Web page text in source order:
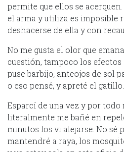
permite que ellos se
el arma y utiliza es imposible
deshacerse de ella y con
No me gusta el olor que
cuestión, tampoco los efectos
puse barbijo, anteojos de sol
o eso pensé, y apreté el gatillo.
Esparcí de una vez y por todo
literalmente me bañé en
minutos los vi alejarse. No sé
mantendré a raya, los